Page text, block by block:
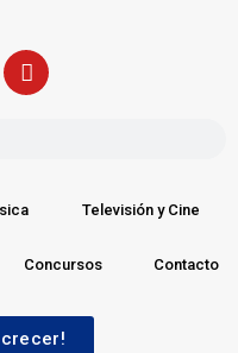
Televisión y Cine
Concursos Contacto
crecer!